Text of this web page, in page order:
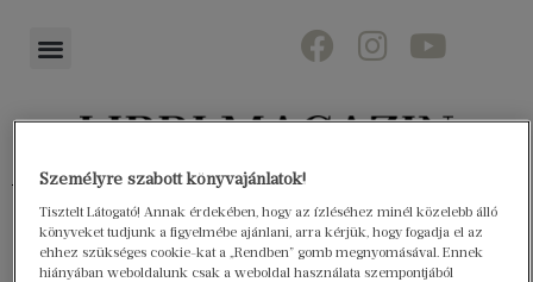
Könyvektől az olvasókig
Személyre szabott könyvajánlatok!
Tisztelt Látogató! Annak érdekében, hogy az ízléséhez minél közelebb álló
könyveket tudjunk a figyelmébe ajánlani, arra kérjük, hogy fogadja el az
ehhez szükséges cookie-kat a „Rendben” gomb megnyomásával. Ennek
hiányában weboldalunk csak a weboldal használata szempontjából